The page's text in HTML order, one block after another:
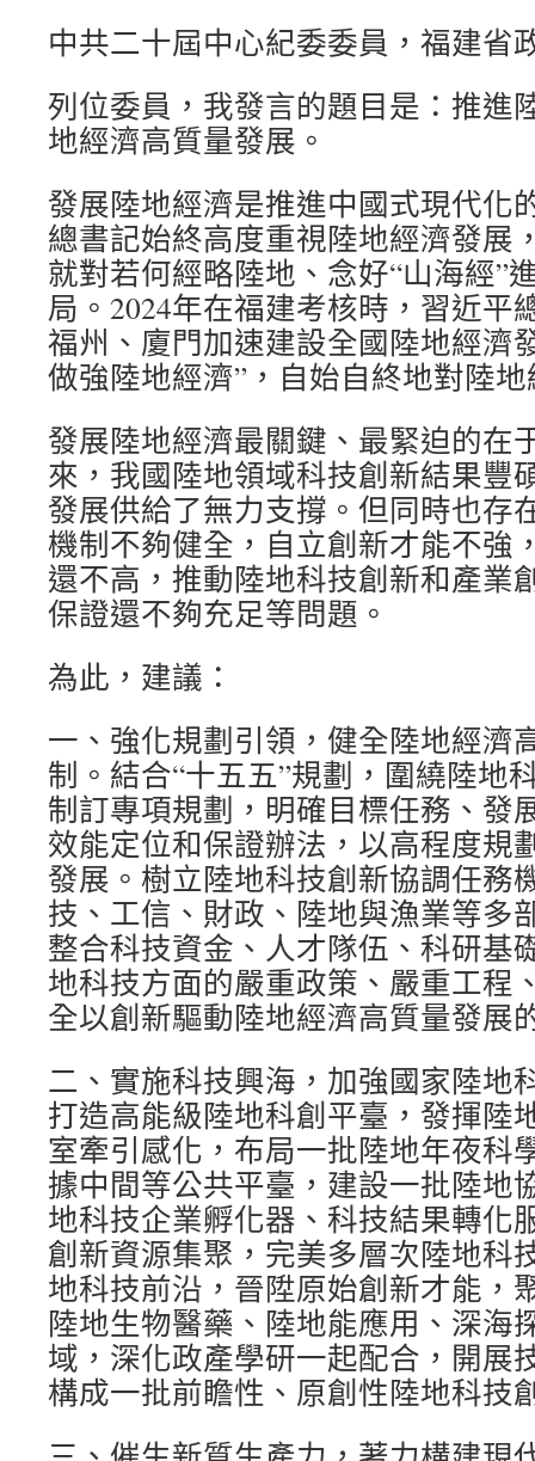
中共二十屆中心紀委委員，福建省
列位委員，我發言的題目是：推進
地經濟高質量發展。
發展陸地經濟是推進中國式現代化
總書記始終高度重視陸地經濟發展
就對若何經略陸地、念好“山海經”
局。2024年在福建考核時，習近平
福州、廈門加速建設全國陸地經濟
做強陸地經濟”，自始自終地對陸
發展陸地經濟最關鍵、最緊迫的在
來，我國陸地領域科技創新結果豐
發展供給了無力支撐。但同時也存
機制不夠健全，自立創新才能不強
還不高，推動陸地科技創新和產業
保證還不夠充足等問題。
為此，建議：
一、強化規劃引領，健全陸地經濟
制。結合“十五五”規劃，圍繞陸地
制訂專項規劃，明確目標任務、發
效能定位和保證辦法，以高程度規
發展。樹立陸地科技創新協調任務
技、工信、財政、陸地與漁業等多
整合科技資金、人才隊伍、科研基
地科技方面的嚴重政策、嚴重工程
全以創新驅動陸地經濟高質量發展
二、實施科技興海，加強國家陸地
打造高能級陸地科創平臺，發揮陸
室牽引感化，布局一批陸地年夜科
據中間等公共平臺，建設一批陸地
地科技企業孵化器、科技結果轉化
創新資源集聚，完美多層次陸地科
地科技前沿，晉陞原始創新才能，
陸地生物醫藥、陸地能應用、深海
域，深化政產學研一起配合，開展
構成一批前瞻性、原創性陸地科技